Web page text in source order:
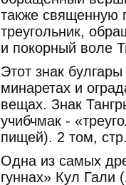
также священную
треугольник,
и покорный воле
Этот знак
минаретах и
вещах. Знак
учибчмак -
пищей). 2 том,
Одна из самых
гуннах» Кул Гали